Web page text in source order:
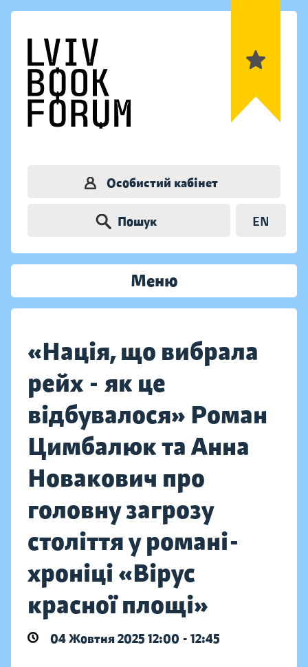
Особистий кабінет
Пошук EN
Меню
«Нація, що вибрала
рейх - як це
відбувалося» Роман
Цимбалюк та Анна
Новакович про
головну загрозу
століття у романі-
хроніці «Вірус
красної площі»
04 Жовтня 2025 12:00 - 12:45